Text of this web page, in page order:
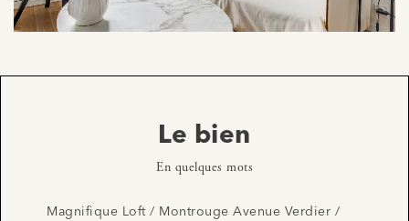
Le bien
En quelques mots
Magnifique Loft / Montrouge Avenue Verdier /